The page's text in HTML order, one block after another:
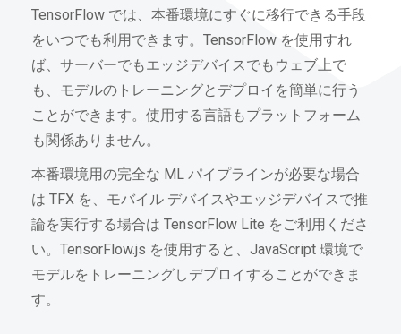
TensorFlow では、本番環境にすぐに移行できる手段
をいつでも利用できます。TensorFlow を使用すれ
ば、サーバーでもエッジデバイスでもウェブ上で
も、モデルのトレーニングとデプロイを簡単に行う
ことができます。使用する言語もプラットフォーム
も関係ありません。
本番環境用の完全な ML パイプラインが必要な場合
は TFX を、モバイル デバイスやエッジデバイスで推
論を実行する場合は TensorFlow Lite をご利用くださ
い。TensorFlow.js を使用すると、JavaScript 環境で
モデルをトレーニングしデプロイすることができま
す。